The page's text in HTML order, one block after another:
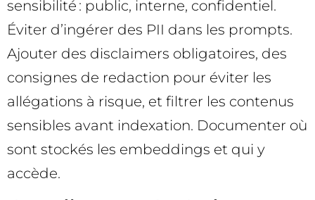
sensibilité : public, interne, confidentiel.
Éviter d’ingérer des PII dans les prompts.
Ajouter des disclaimers obligatoires, des
consignes de redaction pour éviter les
allégations à risque, et filtrer les contenus
sensibles avant indexation. Documenter où
sont stockés les embeddings et qui y
accède.